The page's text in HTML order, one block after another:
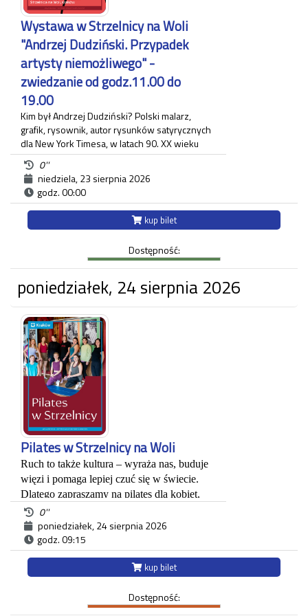
Czas trwania zwiedzania około 60 minut.
Każdy uczestnik zwiedzania jest zobowiązany do
posiadania własnego biletu.
Wystawa w Strzelnicy na Woli
"Andrzej Dudziński. Przypadek
artysty niemożliwego" -
zwiedzanie od godz.11.00 do
19.00
Kim był Andrzej Dudziński? Polski malarz,
grafik, rysownik, autor rysunków satyrycznych
dla New York Timesa, w latach 90. XX wieku
związany z krakowskim "Tygodnikiem
Powszechnym", gdzie zamieszczał regularnie
komentarz polityczny. Na wystawie pt.:
"Andrzej Dudziński. Przypadek artysty
niemożliwego" zaprezentowane zostały
różnorodne prace artysty.
na Woli przy ul. Królowej Jadwigi 220 oraz w
Willi Decjusza (parter), gdzie zgromadzone
zostały projekty graficzne, plakaty, okładki i
ilustracja prasowa autora.
Każdy uczestnik zwiedzania jest zobowiązany do
posiadania własnego biletu.
*Ostatnie wejście na zwiedzanie odbywa się
najpóźniej 45 minut przed zamknięciem.
0''
niedziela, 23 sierpnia 2026
godz. 00:00
kup bilet
Dostępność:
poniedziałek, 24 sierpnia 2026
Pilates w Strzelnicy na Woli
Ruch to także kultura – wyraża nas, buduje
więzi i pomaga lepiej czuć się w świecie.
Dlatego zapraszamy na pilates dla kobiet,
które łączą troskę o ciało z ideą dobrostanu i
wellbeingu. Będziemy spotykać się co
poniedziałek! To czas, by wzmocnić ciało,
nabrać energii i poczuć siłę płynącą ze
wspólnego ruchu.Dołącz do nas i odkryj, że
0''
poniedziałek, 24 sierpnia 2026
godz. 09:15
kup bilet
Dostępność: